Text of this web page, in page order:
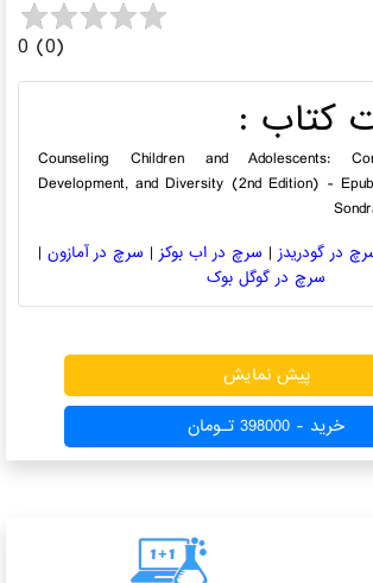
0 (0)
کتاب :
Counseling Children and Adolescents:
Development, and Diversity (2nd Edition) -
در گودریدز| سرچ در اب بوکز| سرچ در آمازون|
سرچ در گوگل بوک
پیش نمایش
خرید - 398000 تـومان